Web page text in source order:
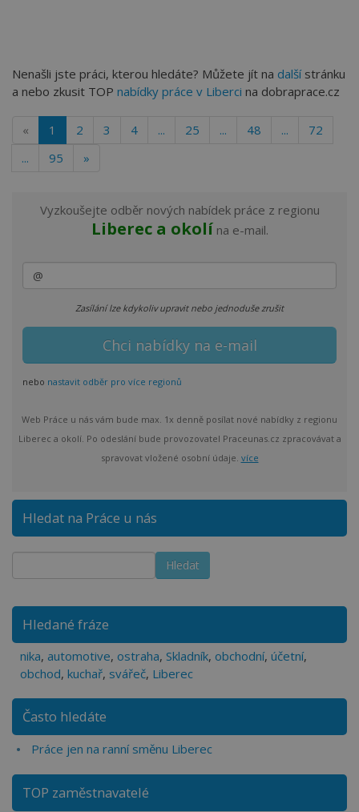
Nenašli jste práci, kterou hledáte? Můžete jít na dalšístránku
a nebo zkusit TOP nabídky práce v Liberci na dobraprace.cz
« 1 2 3 4 ... 25 ... 48 ...
72
...
95 »
Vyzkoušejte odběr nových nabídek práce z regionu
Liberec a okolí na e-mail.
Zasílání lze kdykoliv upravit nebo jednoduše zrušit
nebo nastavit odběr pro více regionů
Web Práce u nás vám bude max. 1x denně posílat nové nabídky z regionu
Liberec a okolí. Po odeslání bude provozovatel Praceunas.cz zpracovávat a
spravovat vložené osobní údaje. více
Hledat na Práce u nás
Hledané fráze
nika, automotive, ostraha, Skladník, obchodní, účetní,
obchod, kuchař, svářeč, Liberec
Často hledáte
Práce jen na ranní směnu Liberec
TOP zaměstnavatelé